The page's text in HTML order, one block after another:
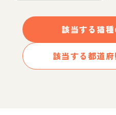
該当する 猫
該当する都道